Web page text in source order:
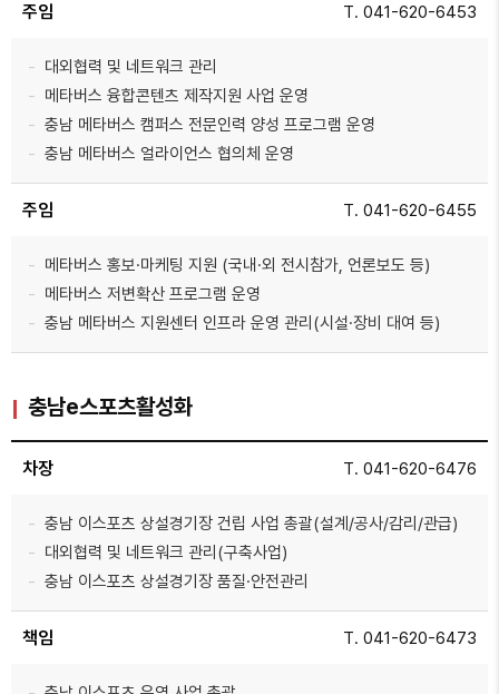
주임 T. 041-620-6453
대외협력 및 네트워크 관리
메타버스 융합콘텐츠 제작지원 사업 운영
충남 메타버스 캠퍼스 전문인력 양성 프로그램 운영
충남 메타버스 얼라이언스 협의체 운영
주임 T. 041-620-6455
메타버스 홍보·마케팅 지원 (국내·외 전시참가, 언론보도 등)
메타버스 저변확산 프로그램 운영
충남 메타버스 지원센터 인프라 운영 관리(시설·장비 대여 등)
충남e스포츠활성화
차장 T. 041-620-6476
충남 이스포츠 상설경기장 건립 사업 총괄(설계/공사/감리/관급)
대외협력 및 네트워크 관리(구축사업)
충남 이스포츠 상설경기장 품질·안전관리
책임 T. 041-620-6473